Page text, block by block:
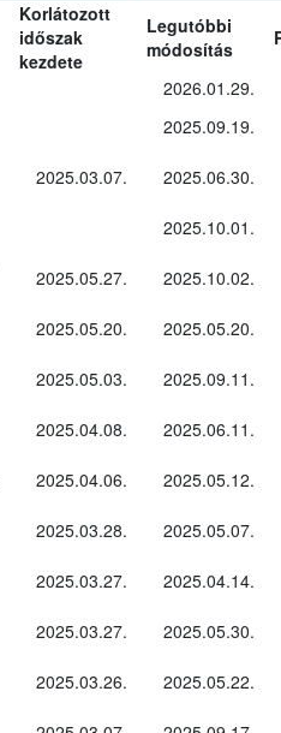
Korlátozott
időszak
kezdete
Legutóbbi
módosítás
2026.01.29.
2025.09.19.
2025.03.07.
2025.06.30.
2025.10.01.
2025.05.27.
2025.10.02.
2025.05.20.
2025.05.20.
2025.05.03.
2025.09.11.
2025.04.08.
2025.06.11.
2025.04.06.
2025.05.12.
2025.03.28.
2025.05.07.
2025.03.27.
2025.04.14.
2025.03.27.
2025.05.30.
2025.03.26.
2025.05.22.